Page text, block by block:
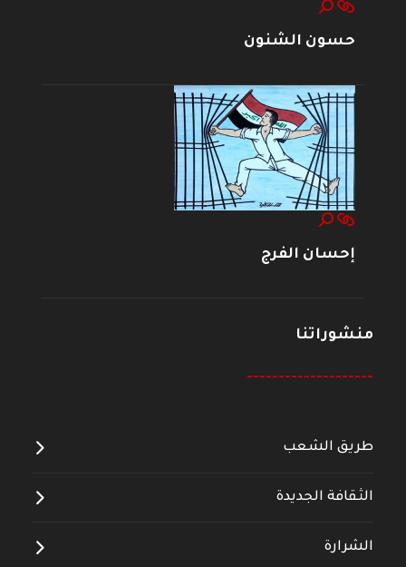
حسون الشنون
إحسان الفرج
منشوراتنا
--------------------
طريق الشعب
الثقافة الجديدة
الشرارة